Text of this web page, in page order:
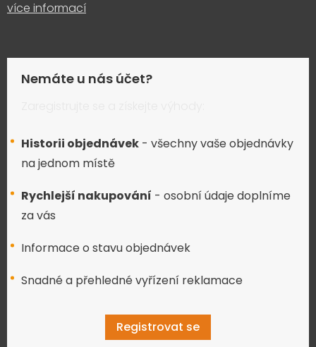
více informací
Nemáte u nás účet?
Historii objednávek - všechny vaše objednávky
na jednom místě
Rychlejší nakupování - osobní údaje doplníme
za vás
Informace o stavu objednávek
Snadné a přehledné vyřízení reklamace
Registrovat se